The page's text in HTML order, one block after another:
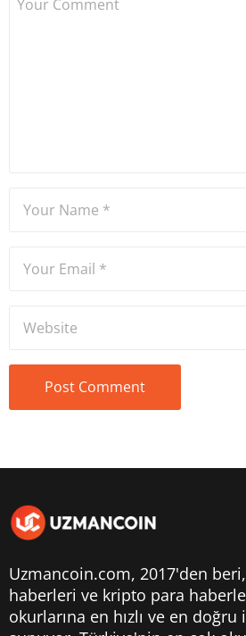
Uzmancoin.com, 2017'den beri,
haberleri ve kripto para
okurlarına en hızlı ve en doğru